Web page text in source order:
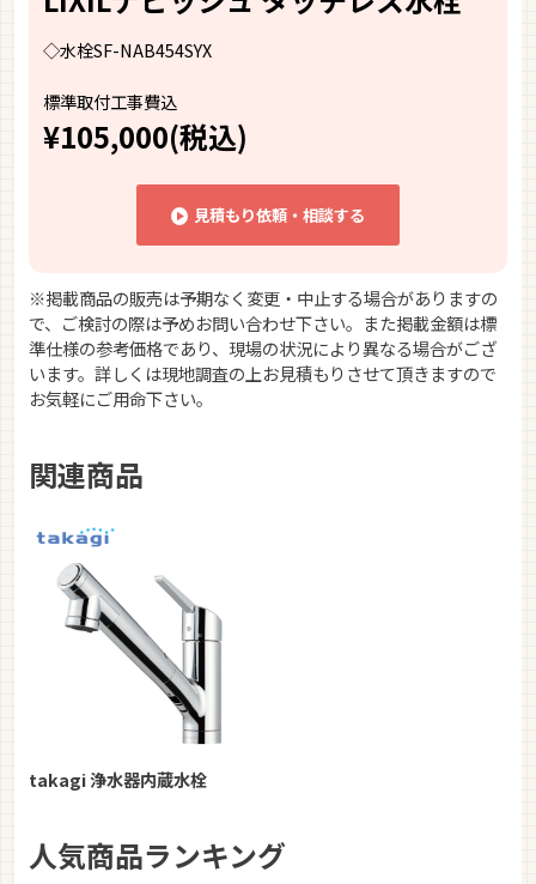
◇水栓SF-NAB454SYX
標準取付工事費込
¥105,000(税込)
見積もり依頼・相談する
※掲載商品の販売は予期なく変更・中止する場合がありますの
で、ご検討の際は予めお問い合わせ下さい。また掲載金額は標
準仕様の参考価格であり、現場の状況により異なる場合がござ
います。詳しくは現地調査の上お見積もりさせて頂きますので
お気軽にご用命下さい。
関連商品
takagi 浄水器内蔵水栓
人気商品ランキング